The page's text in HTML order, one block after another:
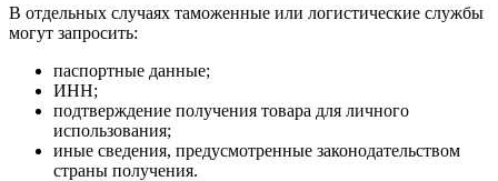
В отдельных случаях таможенные или логистические службы
могут запросить:
паспортные данные;
ИНН;
подтверждение получения товара для личного
использования;
иные сведения, предусмотренные законодательством
страны получения.